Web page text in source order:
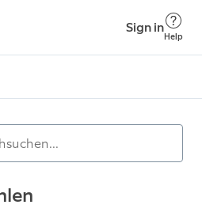
Sign in
Help